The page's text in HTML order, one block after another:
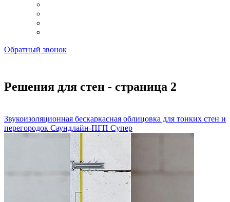
Обратный звонок
Решения для стен - страница 2
Звукоизоляционная бескаркасная облицовка для тонких стен и
перегородок Саундлайн-ПГП Супер